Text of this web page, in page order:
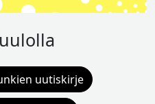
uutiskirje